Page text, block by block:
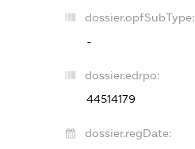
dossier.opfSubType:
-
dossier.edrpo:
44514179
dossier.regDate: